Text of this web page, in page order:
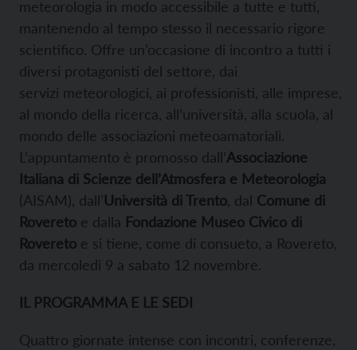
meteorologia in modo accessibile a tutte e tutti,
mantenendo al tempo stesso il necessario rigore
scientifico. Offre un’occasione di incontro a tutti i
diversi protagonisti del settore, dai
servizi meteorologici, ai professionisti, alle imprese,
al mondo della ricerca, all’università, alla scuola, al
mondo delle associazioni meteoamatoriali.
L’appuntamento è promosso dall’Associazione
Italiana di Scienze dell’Atmosfera e Meteorologia
(AISAM), dall’Università di Trento, dal Comune di
Rovereto e dalla Fondazione Museo Civico di
Rovereto e si tiene, come di consueto, a Rovereto,
da mercoledì 9 a sabato 12 novembre.
IL PROGRAMMA E LE SEDI
Quattro giornate intense con incontri, conferenze,